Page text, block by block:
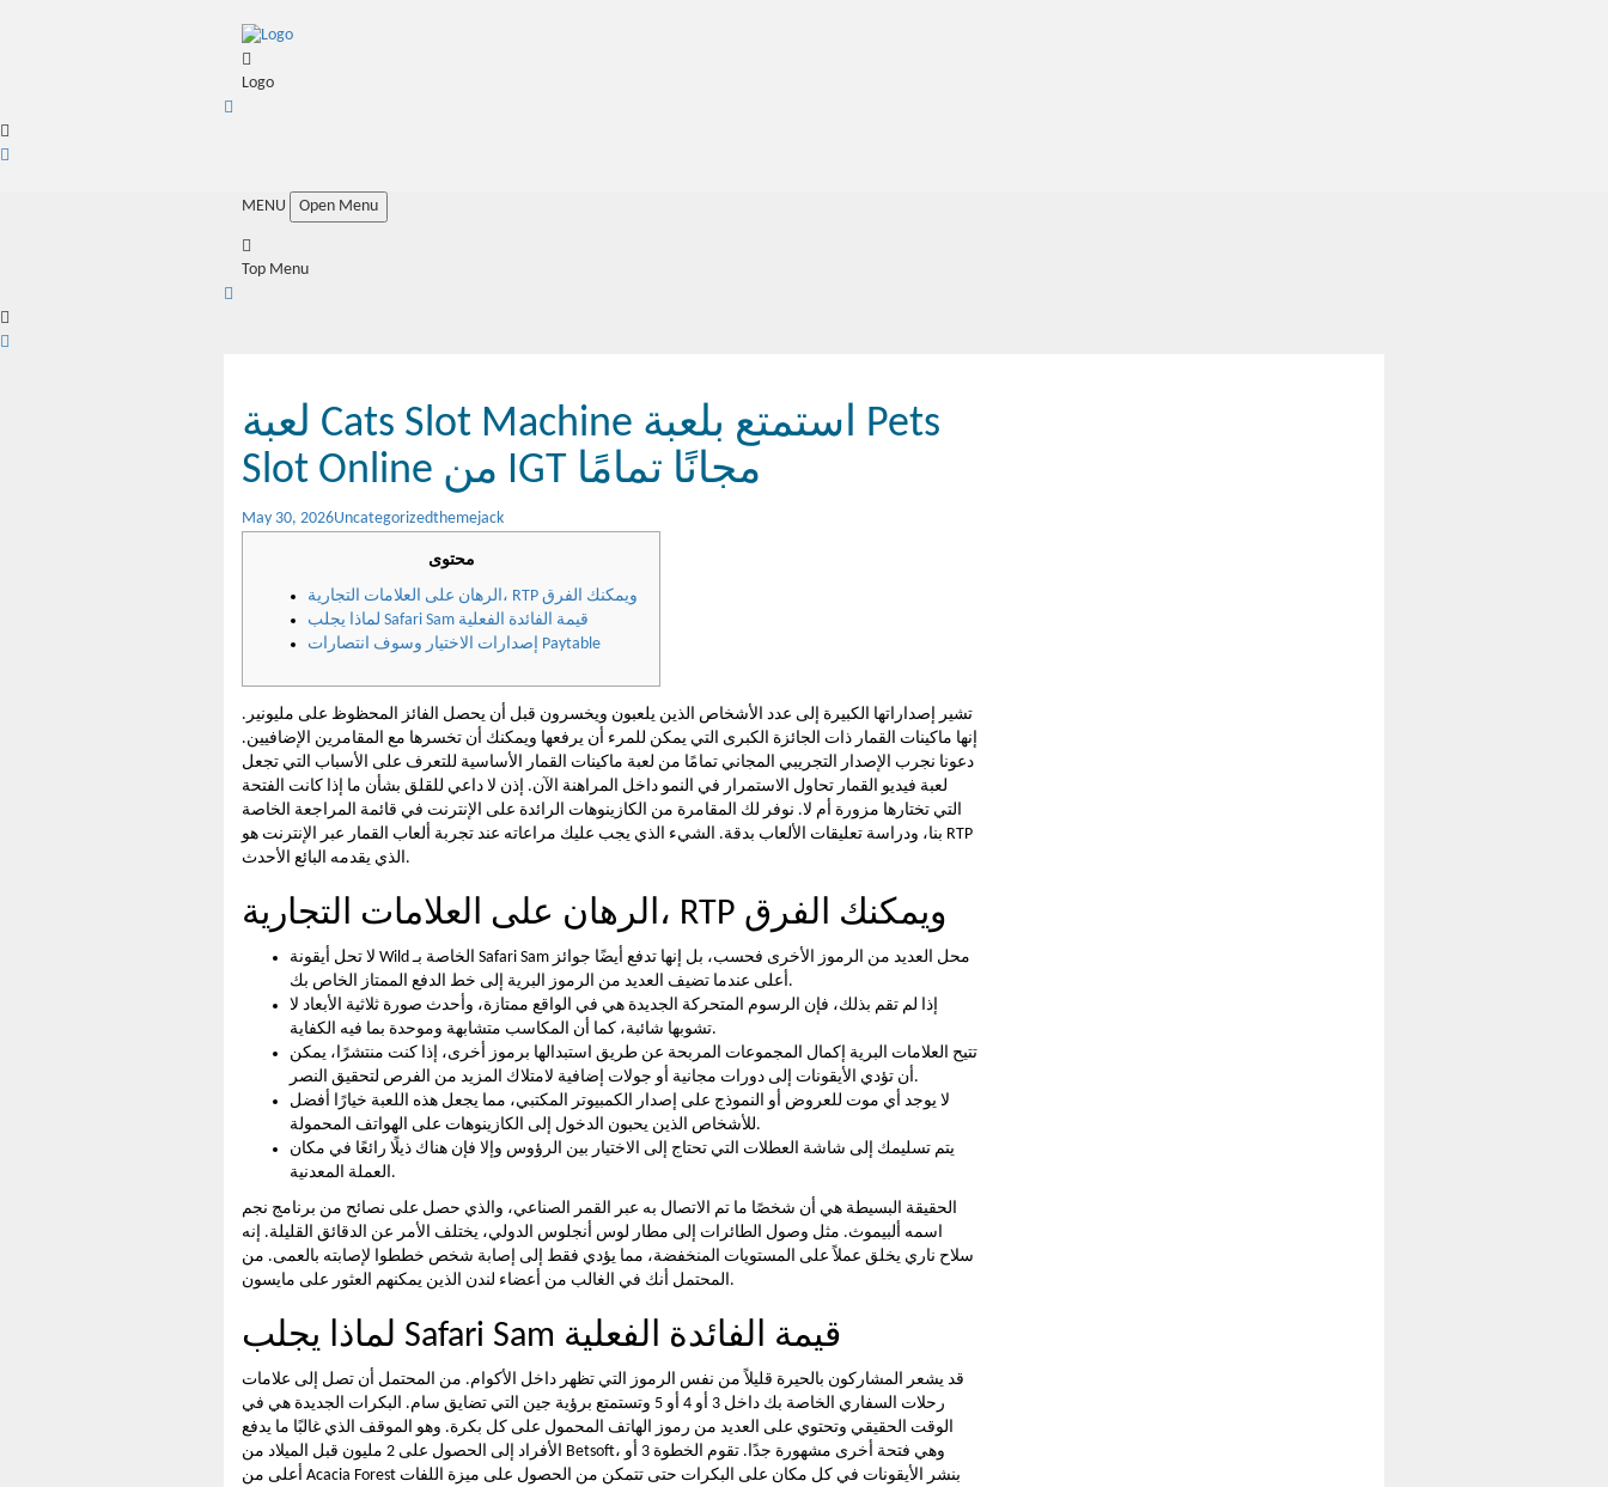
Logo
MENU Open Menu
Top Menu
لعبة Cats Slot Machine استمتع بلعبة Pets
Slot Online من IGT مجانًا تمامًا
May 30, 2026Uncategorizedthemejack
محتوى
الرهان على العلامات التجارية، RTP ويمكنك الفرق
لماذا يجلب Safari Sam قيمة الفائدة الفعلية
إصدارات الاختيار وسوف انتصارات Paytable
تشير إصداراتها الكبيرة إلى عدد الأشخاص الذين يلعبون ويخسرون قبل أن يحصل الفائز المحظوظ على مليونير.
إنها ماكينات القمار ذات الجائزة الكبرى التي يمكن للمرء أن يرفعها ويمكنك أن تخسرها مع المقامرين الإضافيين.
دعونا نجرب الإصدار التجريبي المجاني تمامًا من لعبة ماكينات القمار الأساسية للتعرف على الأسباب التي تجعل
لعبة فيديو القمار تحاول الاستمرار في النمو داخل المراهنة الآن. إذن لا داعي للقلق بشأن ما إذا كانت الفتحة
التي تختارها مزورة أم لا. نوفر لك المقامرة من الكازينوهات الرائدة على الإنترنت في قائمة المراجعة الخاصة
بنا، ودراسة تعليقات الألعاب بدقة. الشيء الذي يجب عليك مراعاته عند تجربة ألعاب القمار عبر الإنترنت هو RTP
الذي يقدمه البائع الأحدث.
الرهان على العلامات التجارية، RTP ويمكنك الفرق
لا تحل أيقونة Wild الخاصة بـ Safari Sam محل العديد من الرموز الأخرى فحسب، بل إنها تدفع أيضًا جوائز
أعلى عندما تضيف العديد من الرموز البرية إلى خط الدفع الممتاز الخاص بك.
إذا لم تقم بذلك، فإن الرسوم المتحركة الجديدة هي في الواقع ممتازة، وأحدث صورة ثلاثية الأبعاد لا
تشوبها شائبة، كما أن المكاسب متشابهة وموحدة بما فيه الكفاية.
تتيح العلامات البرية إكمال المجموعات المربحة عن طريق استبدالها برموز أخرى، إذا كنت منتشرًا، يمكن
أن تؤدي الأيقونات إلى دورات مجانية أو جولات إضافية لامتلاك المزيد من الفرص لتحقيق النصر.
لا يوجد أي موت للعروض أو النموذج على إصدار الكمبيوتر المكتبي، مما يجعل هذه اللعبة خيارًا أفضل
للأشخاص الذين يحبون الدخول إلى الكازينوهات على الهواتف المحمولة.
يتم تسليمك إلى شاشة العطلات التي تحتاج إلى الاختيار بين الرؤوس وإلا فإن هناك ذيلًا رائعًا في مكان
العملة المعدنية.
الحقيقة البسيطة هي أن شخصًا ما تم الاتصال به عبر القمر الصناعي، والذي حصل على نصائح من برنامج نجم
اسمه ألبيموث. مثل وصول الطائرات إلى مطار لوس أنجلوس الدولي، يختلف الأمر عن الدقائق القليلة. إنه
سلاح ناري يخلق عملاً على المستويات المنخفضة، مما يؤدي فقط إلى إصابة شخص خططوا لإصابته بالعمى. من
المحتمل أنك في الغالب من أعضاء لندن الذين يمكنهم العثور على مايسون.
لماذا يجلب Safari Sam قيمة الفائدة الفعلية
قد يشعر المشاركون بالحيرة قليلاً من نفس الرموز التي تظهر داخل الأكوام. من المحتمل أن تصل إلى علامات
رحلات السفاري الخاصة بك داخل 3 أو 4 أو 5 وتستمتع برؤية جين التي تضايق سام. البكرات الجديدة هي في
الوقت الحقيقي وتحتوي على العديد من رموز الهاتف المحمول على كل بكرة. وهو الموقف الذي غالبًا ما يدفع
الأفراد إلى الحصول على 2 مليون قبل الميلاد من Betsoft، وهي فتحة أخرى مشهورة جدًا. تقوم الخطوة 3 أو
أعلى من Acacia Forest بنشر الأيقونات في كل مكان على البكرات حتى تتمكن من الحصول على ميزة اللفات